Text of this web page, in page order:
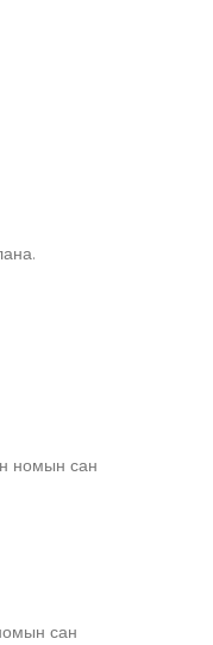
номын сан
сан